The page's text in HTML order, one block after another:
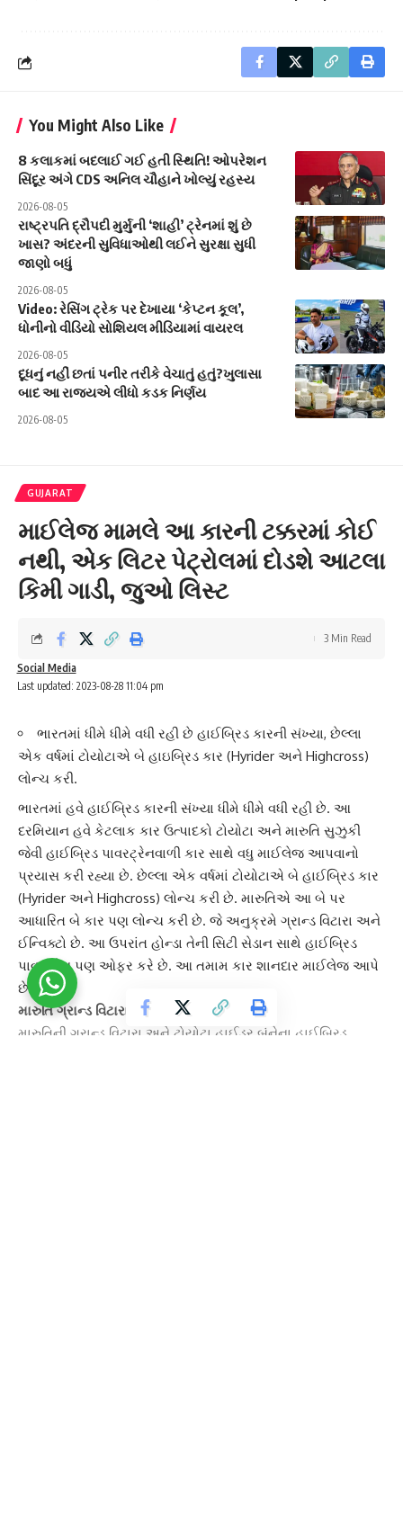
You Might Also Like
8 કલાકમાં બદલાઈ ગઈ હતી સ્થિતિ! ઓપરેશન
સિંદૂર અંગે CDS અનિલ ચૌહાને ખોલ્યું રહસ્ય
2026-08-05
રાષ્ટ્રપતિ દ્રૌપદી મુર્મુની ‘શાહી’ ટ્રેનમાં શું છે
ખાસ? અંદરની સુવિધાઓથી લઈને સુરક્ષા સુધી
જાણો બધું
2026-08-05
Video: રેસિંગ ટ્રેક પર દેખાયા ‘કેપ્ટન કૂલ’,
ધોનીનો વીડિયો સોશિયલ મીડિયામાં વાયરલ
2026-08-05
દૂધનું નહીં છતાં પનીર તરીકે વેચાતું હતું?ખુલાસા
બાદ આ રાજ્યએ લીધો કડક નિર્ણય
2026-08-05
GUJARAT
માઈલેજ મામલે આ કારની ટક્કરમાં કોઈ
નથી, એક લિટર પેટ્રોલમાં દોડશે આટલા
કિમી ગાડી, જુઓ લિસ્ટ
Last updated: 2023-08-28 11:04 pm
Social Media
3 Min Read
ભારતમાં ધીમે ધીમે વધી રહી છે હાઈબ્રિડ કારની સંખ્યા, છેલ્લા
એક વર્ષમાં ટોયોટાએ બે હાઇબ્રિડ કાર (Hyrider અને Highcross)
લોન્ચ કરી.
ભારતમાં હવે હાઈબ્રિડ કારની સંખ્યા ધીમે ધીમે વધી રહી છે. આ
દરમિયાન હવે કેટલાક કાર ઉત્પાદકો ટોયોટા અને મારુતિ સુઝુકી
જેવી હાઈબ્રિડ પાવરટ્રેનવાળી કાર સાથે વધુ માઈલેજ આપવાનો
પ્રયાસ કરી રહ્યા છે. છેલ્લા એક વર્ષમાં ટોયોટાએ બે હાઈબ્રિડ કાર
(Hyrider અને Highcross) લોન્ચ કરી છે. મારુતિએ આ બે પર
આધારિત બે કાર પણ લોન્ચ કરી છે. જે અનુક્રમે ગ્રાન્ડ વિટારા અને
ઈન્વિક્ટો છે. આ ઉપરાંત હોન્ડા તેની સિટી સેડાન સાથે હાઈબ્રિડ
પાવરટ્રેન પણ ઓફર કરે છે. આ તમામ કાર શાનદાર માઈલેજ આપે
છે.
મારુતિ ગ્રાન્ડ વિટારા/ટોયોટા હાઈડર :
મારુતિની ગ્રાન્ડ વિટારા અને ટોયોટા હાઈડર બંનેના હાઈબ્રિડ